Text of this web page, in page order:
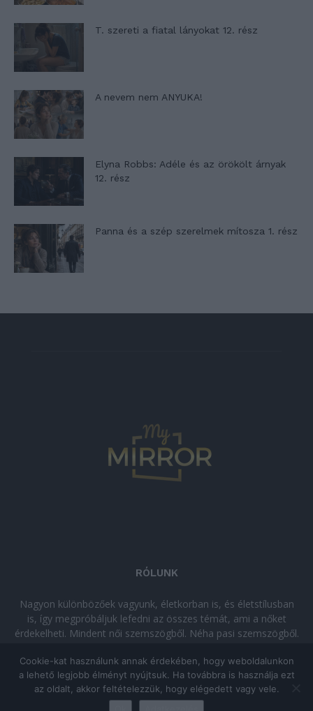
T. szereti a fiatal lányokat 12. rész
A nevem nem ANYUKA!
Elyna Robbs: Adéle és az örökölt árnyak
12. rész
Panna és a szép szerelmek mítosza 1. rész
RÓLUNK
Nagyon különbözőek vagyunk, életkorban is, és életstílusban
is, így megpróbáljuk lefedni az összes témát, ami a nőket
érdekelheti. Mindent női szemszögből. Néha pasi szemszögből.
kikapcsolódásra vágysz!
© Copyright 2026 - mymirror.huADATKEZELÉSI TÁJÉKOZTATÓ
Cookie-kat használunk annak érdekében, hogy weboldalunkon
a lehető legjobb élményt nyújtsuk. Ha továbbra is használja ezt
az oldalt, akkor feltételezzük, hogy elégedett vagy vele.